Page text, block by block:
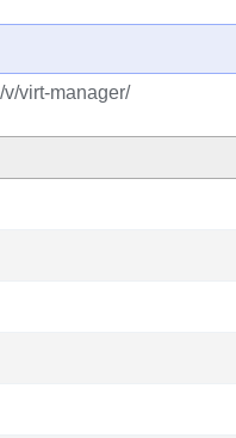
virt-manager/